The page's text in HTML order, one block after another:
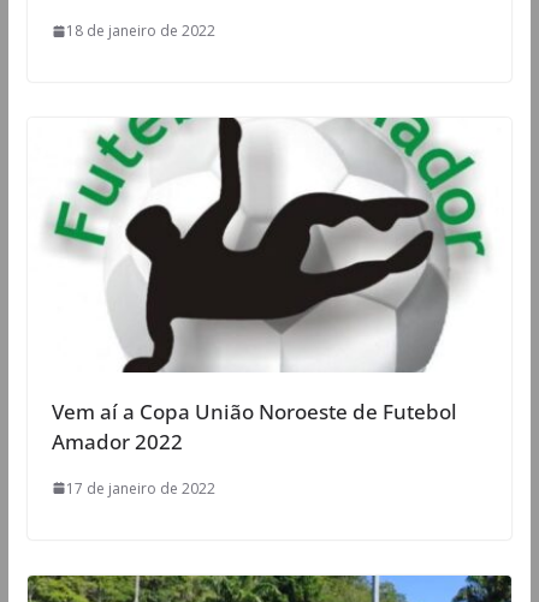
18 de janeiro de 2022
Vem aí a Copa União Noroeste de Futebol
Amador 2022
17 de janeiro de 2022